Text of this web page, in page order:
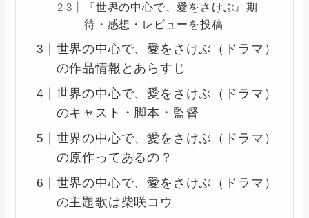
『世界の中心で、愛をさけぶ』期
待・感想・レビューを投稿
世界の中心で、愛をさけぶ（ドラマ）
の作品情報とあらすじ
世界の中心で、愛をさけぶ（ドラマ）
のキャスト・脚本・監督
世界の中心で、愛をさけぶ（ドラマ）
の原作ってあるの？
世界の中心で、愛をさけぶ（ドラマ）
の主題歌は柴咲コウ